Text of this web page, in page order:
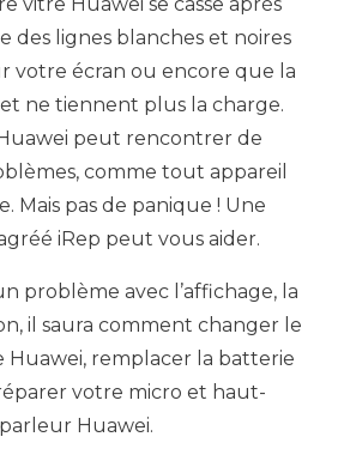
des lignes blanches et noires
votre écran ou encore que la
et ne tiennent plus la charge.
peut rencontrer de
comme tout appareil
Mais pas de panique ! Une
iRep peut vous aider.
problème avec l’affichage, la
il saura comment changer le
Huawei, remplacer la batterie
votre micro et haut-
parleur Huawei.